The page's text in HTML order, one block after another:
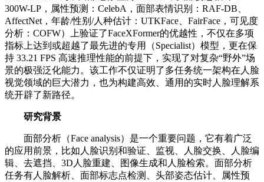
300W-LP，属性预测：CelebA，面部表情识别：RAF-DB、
AffectNet，年龄/性别/人种估计：UTKFace、FairFace，可见度
分析：COFW）上验证了FaceXFormer的优越性，不仅在多项
指标上达到或超越了最先进的专用（Specialist）模型，更在保
持 33.21 FPS 高速推理性能的前提下，实现了对复杂“野外”场
景的极强泛化能力。该工作不仅证明了多任务统一架构在人脸
视觉领域的巨大潜力，也为构建高效、通用的实时人脸理解系
统开辟了新路径。
研究背景
面部分析（Face analysis）是一个重要问题，它有着广泛
的应用前景，比如人脸识别和验证、监视、人脸交换、人脸编
辑、去遮挡、3D人脸重建、图像生成和人脸检索。面部分析
任务有人脸解析、面部标志点检测、头部姿态估计、属性预